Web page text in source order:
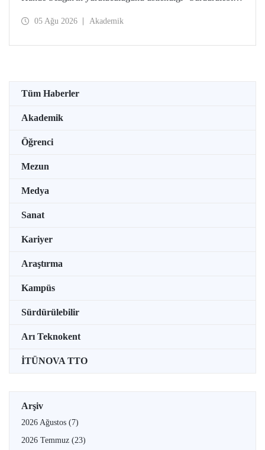
Koşullarına Bağlı Mikrolif Salımı: Aşınma, UV Maruziyeti
05 Ağu 2026 Akademik
Tüm Haberler
Akademik
Öğrenci
Mezun
Medya
Sanat
Kariyer
Araştırma
Kampüs
Sürdürülebilir
Arı Teknokent
İTÜNOVA TTO
Arşiv
2026 Ağustos (7)
2026 Temmuz (23)